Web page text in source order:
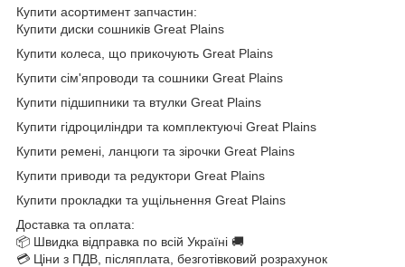
Купити асортимент запчастин:
Купити диски сошників Great Plains
Купити колеса, що прикочують Great Plains
Купити сім'япроводи та сошники Great Plains
Купити підшипники та втулки Great Plains
Купити гідроциліндри та комплектуючі Great Plains
Купити ремені, ланцюги та зірочки Great Plains
Купити приводи та редуктори Great Plains
Купити прокладки та ущільнення Great Plains
Доставка та оплата:
📦 Швидка відправка по всій Україні 🚚
💳 Ціни з ПДВ, післяплата, безготівковий розрахунок